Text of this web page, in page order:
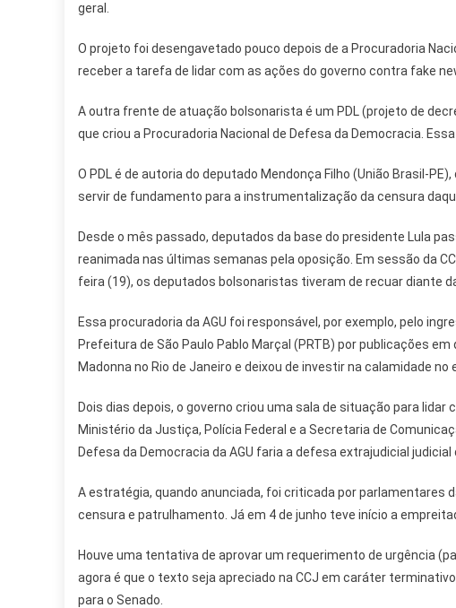
geral.
O projeto foi desengavetado pouco depois de a Procuradoria
receber a tarefa de lidar com as ações do governo contra fake
A outra frente de atuação bolsonarista é um PDL (projeto de
que criou a Procuradoria Nacional de Defesa da Democracia.
O PDL é de autoria do deputado Mendonça Filho (União Brasil-
servir de fundamento para a instrumentalização da censura
Desde o mês passado, deputados da base do presidente Lula
reanimada nas últimas semanas pela oposição. Em sessão da
feira (19), os deputados bolsonaristas tiveram de recuar diante
Essa procuradoria da AGU foi responsável, por exemplo, pelo
Prefeitura de São Paulo Pablo Marçal (PRTB) por publicações
Madonna no Rio de Janeiro e deixou de investir na calamidade no
Dois dias depois, o governo criou uma sala de situação para lidar
Ministério da Justiça, Polícia Federal e a Secretaria de
Defesa da Democracia da AGU faria a defesa extrajudicial
A estratégia, quando anunciada, foi criticada por parlamentares
censura e patrulhamento. Já em 4 de junho teve início a
Houve uma tentativa de aprovar um requerimento de urgência
agora é que o texto seja apreciado na CCJ em caráter
para o Senado.